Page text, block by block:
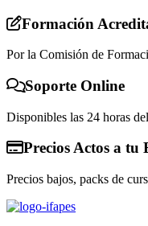
Formación
Por la Comisión de
Soporte Online
Disponibles las 24 horas
Precios Actos a tu
Precios bajos, packs de